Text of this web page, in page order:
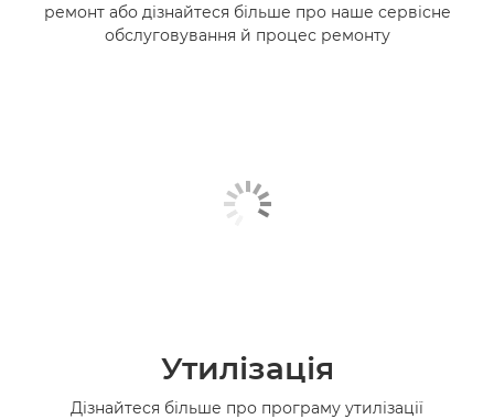
ремонт або дізнайтеся більше про наше сервісне
обслуговування й процес ремонту
Утилізація
Дізнайтеся більше про програму утилізації